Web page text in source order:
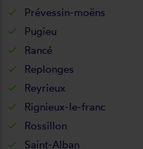
Prévessin-moëns
Pugieu
Rancé
Replonges
Reyrieux
Rignieux-le-franc
Rossillon
Saint-Alban